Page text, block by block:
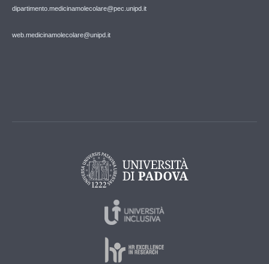
dipartimento.medicinamolecolare@pec.unipd.it
web.medicinamolecolare@unipd.it